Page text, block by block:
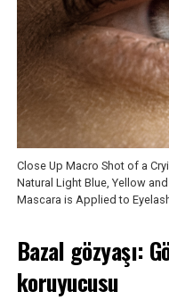
Close Up Macro Shot of a
Natural Light Blue, Yellow
Mascara is Applied to
Bazal gözyaşı:
koruyucusu